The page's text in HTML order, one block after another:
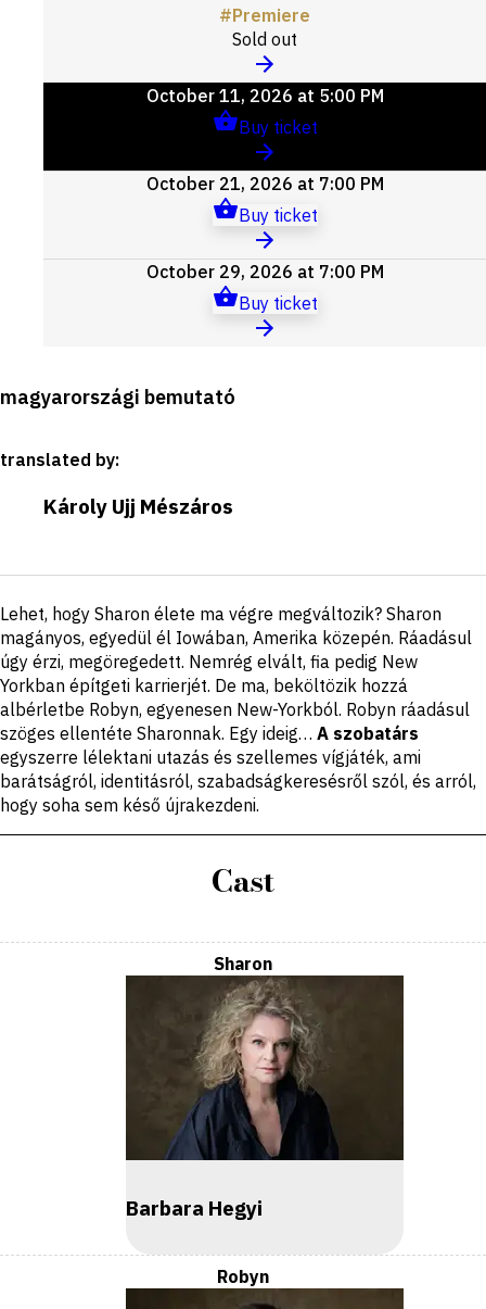
#Premiere
Sold out
October 11, 2026 at 5:00 PM
Buy ticket
October 21, 2026 at 7:00 PM
Buy ticket
October 29, 2026 at 7:00 PM
Buy ticket
Production
details
magyarországi bemutató
translated by:
Károly Ujj Mészáros
Short
description
Lehet, hogy Sharon élete ma végre megváltozik? Sharon
magányos, egyedül él Iowában, Amerika közepén. Ráadásul
úgy érzi, megöregedett. Nemrég elvált, fia pedig New
Yorkban építgeti karrierjét. De ma, beköltözik hozzá
albérletbe Robyn, egyenesen New-Yorkból. Robyn ráadásul
szöges ellentéte Sharonnak. Egy ideig… A szobatárs
egyszerre lélektani utazás és szellemes vígjáték, ami
barátságról, identitásról, szabadságkeresésről szól, és arról,
hogy soha sem késő újrakezdeni.
Cast
Sharon
Barbara Hegyi
Robyn